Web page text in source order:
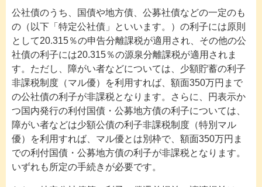
公社債のうち、国債や地方債、公募社債などの一定のも
の（以下「特定公社債」といいます。）の利子には原則
として20.315％の申告分離課税が適用され、その他の公
社債の利子には20.315％の源泉分離課税が適用されま
す。ただし、障がい者などについては、少額貯蓄の利子
非課税制度（マル優）を利用すれば、額面350万円まで
の公社債の利子が非課税となります。さらに、円表示か
つ国内発行の利付国債・公募地方債の利子については、
障がい者などは少額公債の利子非課税制度（特別マル
優）を利用すれば、マル優とは別枠で、額面350万円ま
での利付国債・公募地方債の利子が非課税となります。
いずれも所定の手続きが必要です。